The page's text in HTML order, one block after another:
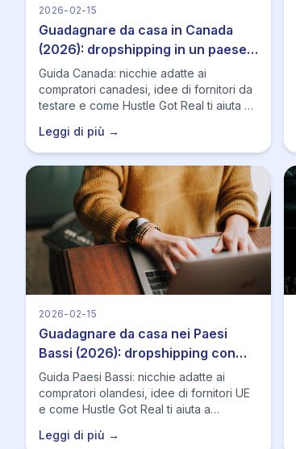
2026-02-15
Guadagnare da casa in Canada
(2026): dropshipping in un paese
enorme
Guida Canada: nicchie adatte ai
compratori canadesi, idee di fornitori da
testare e come Hustle Got Real ti aiuta a
stock/prezzi e consegnare in modo
affidabile.
Leggi di più →
2026-02-15
Guadagnare da casa nei Paesi
Bassi (2026): dropshipping con
consegne veloci
Guida Paesi Bassi: nicchie adatte ai
compratori olandesi, idee di fornitori UE
e come Hustle Got Real ti aiuta a
mantenere inserzioni sempre accurate in
Leggi di più →